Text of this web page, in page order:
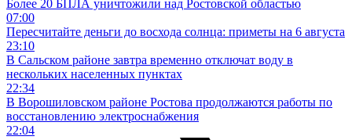
Более 20 БПЛА уничтожили над Ростовской областью
07:00
Пересчитайте деньги до восхода солнца: приметы на 6 августа
23:10
В Сальском районе завтра временно отключат воду в
нескольких населенных пунктах
22:34
В Ворошиловском районе Ростова продолжаются работы по
восстановлению электроснабжения
22:04